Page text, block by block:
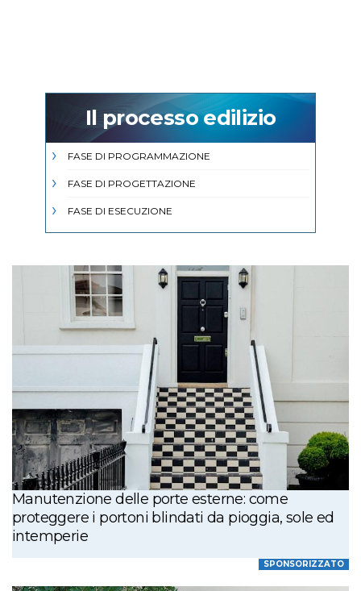
Il processo edilizio
FASE DI PROGRAMMAZIONE
FASE DI PROGETTAZIONE
FASE DI ESECUZIONE
Manutenzione delle porte esterne: come
proteggere i portoni blindati da pioggia, sole ed
intemperie
SPONSORIZZATO